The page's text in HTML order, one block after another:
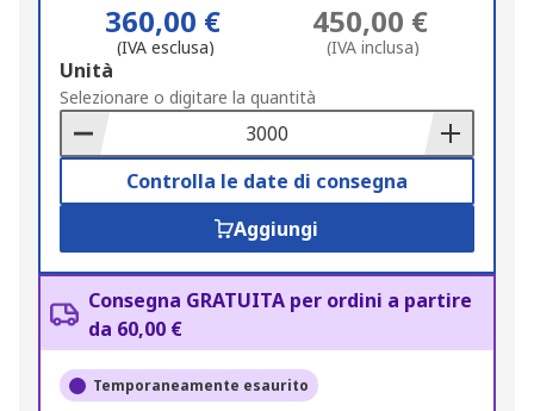
360,00 €
(IVA esclusa)
450,00 €
(IVA inclusa)
Add
to
Basket
Unità
Selezionare o digitare la quantità
Controlla le date di consegna
Aggiungi
Consegna GRATUITA per ordini a partire
da 60,00 €
Temporaneamente esaurito